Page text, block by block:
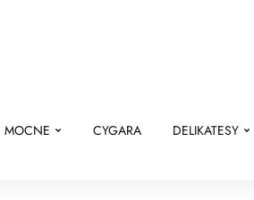
MOCNE CYGARA DELIKATESY